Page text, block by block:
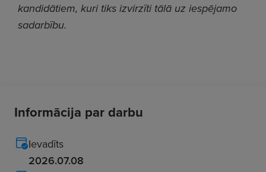
kandidātiem, kuri tiks izvirzīti tālā uz iespējamo
sadarbību.
Informācija par darbu
Ievadīts
2026.07.08